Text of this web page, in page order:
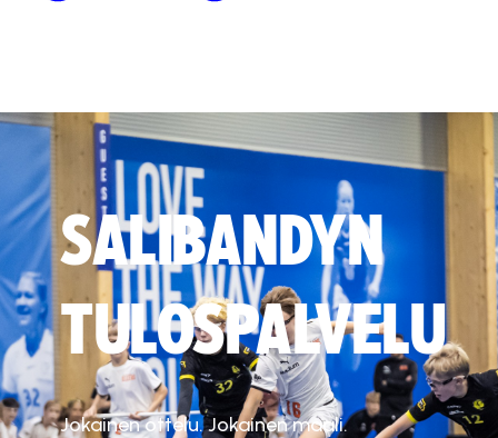
SALIBANDYN
TULOSPALVELU
Jokainen ottelu. Jokainen maali.